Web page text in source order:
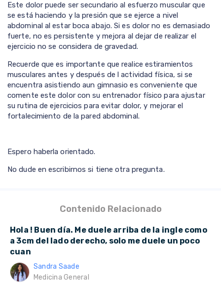
Este dolor puede ser secundario al esfuerzo muscular que
se está haciendo y la presión que se ejerce a nivel
abdominal al estar boca abajo. Si es dolor no es demasiado
fuerte, no es persistente y mejora al dejar de realizar el
ejercicio no se considera de gravedad.
Recuerde que es importante que realice estiramientos
musculares antes y después de l actividad física, si se
encuentra asistiendo aun gimnasio es conveniente que
comente este dolor con su entrenador físico para ajustar
su rutina de ejercicios para evitar dolor, y mejorar el
fortalecimiento de la pared abdominal.
Espero haberla orientado.
No dude en escribirnos si tiene otra pregunta.
Contenido Relacionado
Hola ! Buen día. Me duele arriba de la ingle como
a 3cm del lado derecho, solo me duele un poco
cuan
Sandra Saade
Medicina General